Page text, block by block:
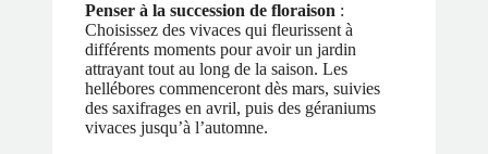
Penser à la succession de floraison :
Choisissez des vivaces qui fleurissent à
différents moments pour avoir un jardin
attrayant tout au long de la saison. Les
hellébores commenceront dès mars, suivies
des saxifrages en avril, puis des géraniums
vivaces jusqu’à l’automne.